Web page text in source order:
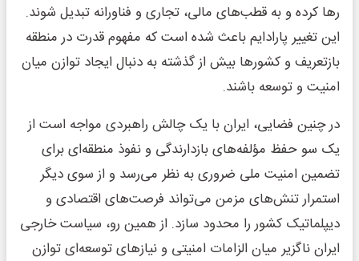
رها کرده و به قطب‌های مالی، تجاری و فناورانه تبدیل شوند.
این تغییر پارادایم باعث شده است که مفهوم قدرت در منطقه
بازتعریف و کشورها بیش از گذشته به دنبال ایجاد توازن میان
امنیت و توسعه باشند.
در چنین فضایی، ایران با یک چالش راهبردی مواجه است از
یک سو حفظ مؤلفه‌های بازدارندگی و نفوذ منطقه‌ای برای
تضمین امنیت ملی ضروری به نظر می‌رسد و از سوی دیگر
استمرار تنش‌های مزمن می‌تواند فرصت‌های اقتصادی و
دیپلماتیک کشور را محدود سازد. از همین رو، سیاست خارجی
ایران ناگزیر میان الزامات امنیتی و نیازهای توسعه‌ای توازن